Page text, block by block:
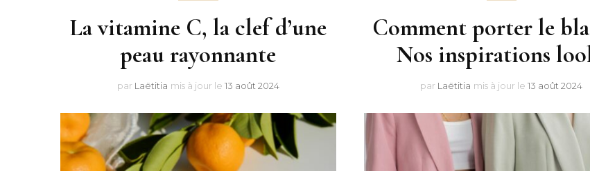
La vitamine C, la clef d’une
peau rayonnante
par Laëtitia mis à jour le 13 août 2024
Comment porter le
Nos inspirations
par Laëtitia mis à jour le13 août 2024